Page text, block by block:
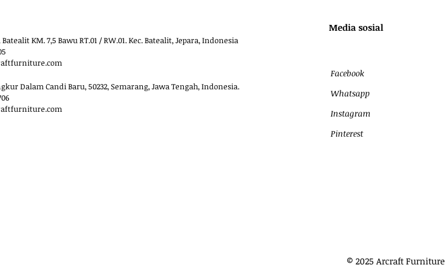
Batealit KM. 7,5 Bawu RT.01 / RW.01. Kec. Batealit, Jepara, Indonesia
Dalam Candi Baru, 50232, Semarang, Jawa Tengah, Indonesia.
Media sosial
Facebook
Whatsapp
Instagram
Pinterest
© 2025 Arcraft Furniture